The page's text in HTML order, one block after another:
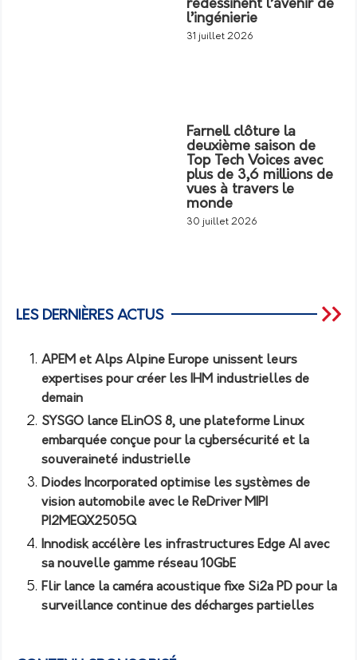
redessinent l’avenir de
l’ingénierie
31 juillet 2026
Farnell clôture la
deuxième saison de
Top Tech Voices avec
plus de 3,6 millions de
vues à travers le
monde
30 juillet 2026
LES DERNIÈRES ACTUS
APEM et Alps Alpine Europe unissent leurs
expertises pour créer les IHM industrielles de
demain
SYSGO lance ELinOS 8, une plateforme Linux
embarquée conçue pour la cybersécurité et la
souveraineté industrielle
Diodes Incorporated optimise les systèmes de
vision automobile avec le ReDriver MIPI
PI2MEQX2505Q
Innodisk accélère les infrastructures Edge AI avec
sa nouvelle gamme réseau 10GbE
Flir lance la caméra acoustique fixe Si2a PD pour la
surveillance continue des décharges partielles